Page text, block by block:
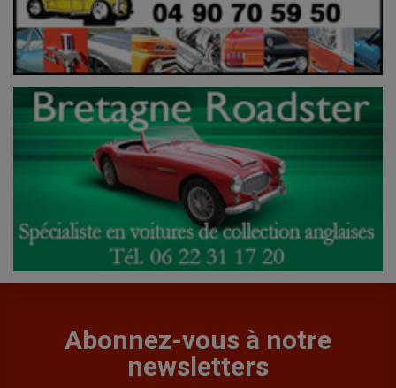
Abonnez-vous à notre
newsletters